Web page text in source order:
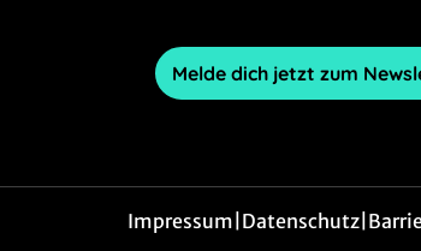
Melde dich jetzt zum
Impressum Datenschutz